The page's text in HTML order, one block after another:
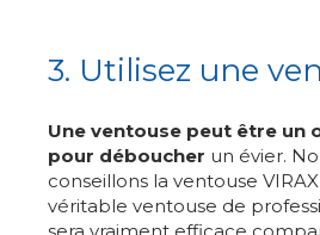
3. Utilisez une
Une ventouse peut être un
pour déboucher un évier.
conseillons la ventouse
véritable ventouse de